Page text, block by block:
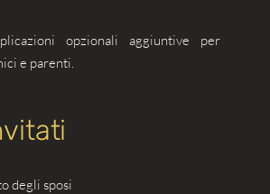
opzionali aggiuntive per
e parenti.
degli sposi